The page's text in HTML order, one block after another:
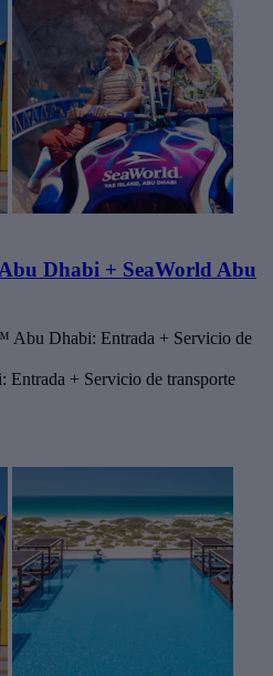
Dhabi + SeaWorld Abu
Abu Dhabi: Entrada + Servicio de
Entrada + Servicio de transporte